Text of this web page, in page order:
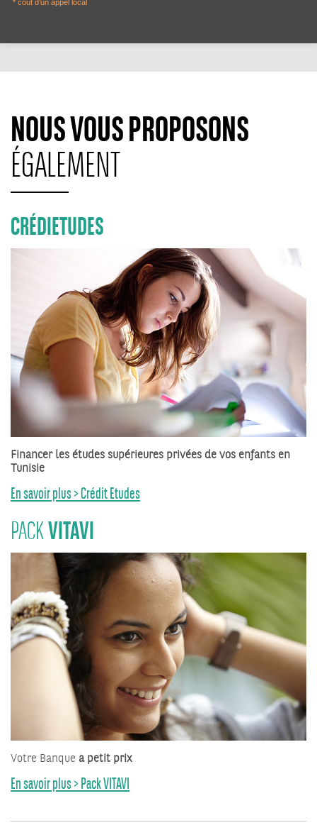
* coût d’un appel local
NOUS VOUS PROPOSONS
ÉGALEMENT
CRÉDIETUDES
Financer les études supérieures privées de vos enfants en
Tunisie
En savoir plus > Crédit Etudes
PACKVITAVI
Votre Banque à petit prix
En savoir plus > Pack VITAVI